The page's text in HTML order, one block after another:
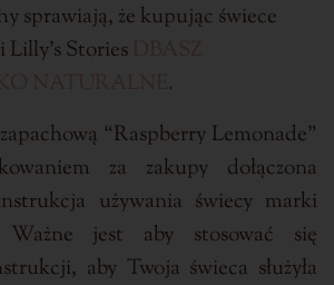
sprawiają, że kupując świece
Lilly’s Stories
.
“Raspberry Lemonade”
za zakupy dołączona
używania świecy marki
Ważne jest aby stosować się
aby Twoja świeca służyła